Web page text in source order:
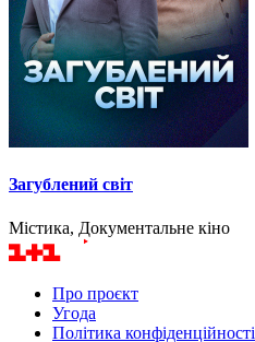
Загублений світ
Містика, Документальне кіно
Про проєкт
Угода
Політика конфіденційності